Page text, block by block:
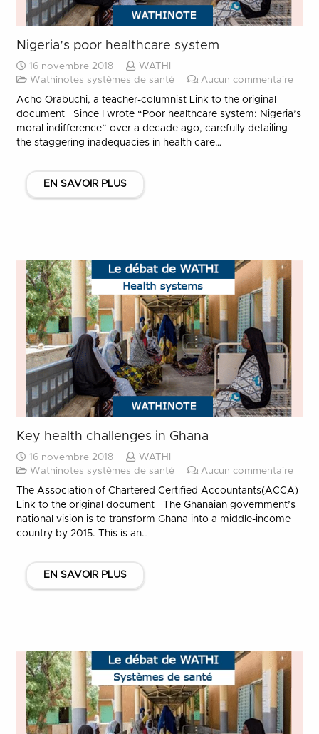
Nigeria’s poor healthcare system
16 novembre 2018
WATHI
Wathinotes systèmes de santé
Aucun commentaire
Acho Orabuchi, a teacher-columnist Link to the original
document Since I wrote “Poor healthcare system: Nigeria’s
moral indifference” over a decade ago, carefully detailing
the staggering inadequacies in health care…
EN SAVOIR PLUS
Key health challenges in Ghana
16 novembre 2018
WATHI
Wathinotes systèmes de santé
Aucun commentaire
The Association of Chartered Certified Accountants(ACCA)
Link to the original document The Ghanaian government’s
national vision is to transform Ghana into a middle-income
country by 2015. This is an…
EN SAVOIR PLUS